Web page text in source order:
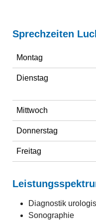
Sprechzeiten
Montag
Dienstag
Mittwoch
Donnerstag
Freitag
Diagnostik
Sonographie